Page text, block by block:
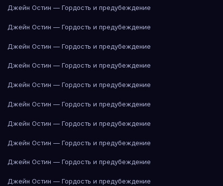
Джейн Остин — Гордость и предубеждение
Джейн Остин — Гордость и предубеждение
Джейн Остин — Гордость и предубеждение
Джейн Остин — Гордость и предубеждение
Джейн Остин — Гордость и предубеждение
Джейн Остин — Гордость и предубеждение
Джейн Остин — Гордость и предубеждение
Джейн Остин — Гордость и предубеждение
Джейн Остин — Гордость и предубеждение
Джейн Остин — Гордость и предубеждение